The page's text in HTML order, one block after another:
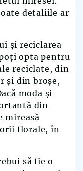
detaliile ar
și reciclarea
opta pentru
reciclate, din
și din broșe,
moda și
din
mireasă
florale, în
să fie o